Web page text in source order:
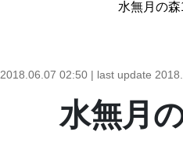
水無月の森
2018.06.07 02:50 | last update
水無月